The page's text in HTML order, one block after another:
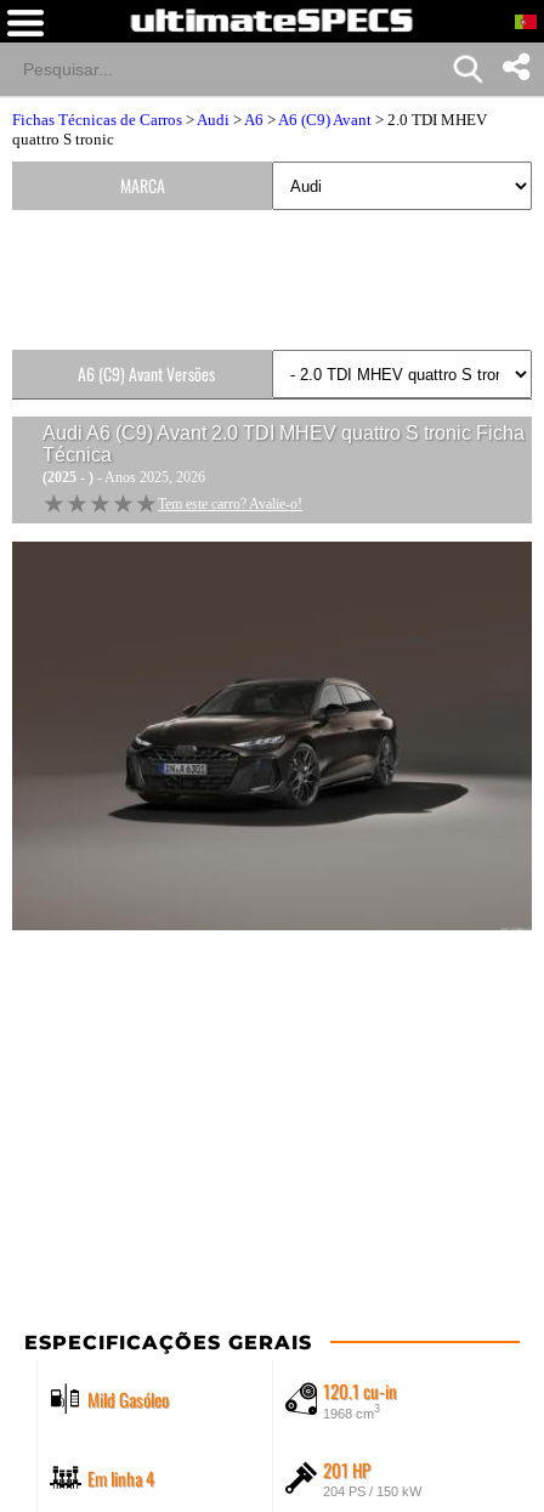
Fichas Técnicas de Carros >Audi >A6 >A6 (C9) Avant > 2.0 TDI MHEV
quattro S tronic
Audi A6 (C9) Avant 2.0 TDI MHEV quattro S tronic Ficha
Técnica
(2025 - ) - Anos 2025, 2026
★★★★★
★★★★★ Tem este carro? Avalie-o!
ESPECIFICAÇÕES GERAIS
Mild Gasóleo 120.1 cu-in
1968 cm3
Em linha 4 201 HP
204 PS / 150 kW
MARCA
A6 (C9) Avant Versões